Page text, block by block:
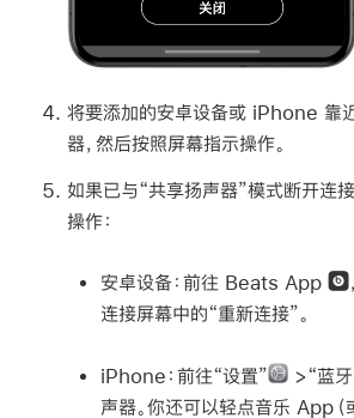
将要添加的安卓设备或 iPhone 靠
器，然后按照屏幕指示操作。
如果已与“共享扬声器”模式断开连
操作：
安卓设备：前往 Beats App
连接屏幕中的“重新连接”。
iPhone：前往“设置” >“蓝
声器。你还可以轻点音乐 App（